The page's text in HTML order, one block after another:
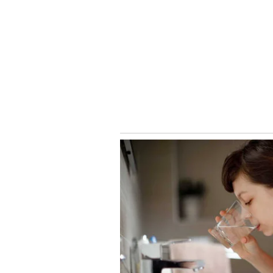
బ్లీచింగ్ పౌడర్ వాడేటప్పుడు
ఇంటి చుట్టూ పరిశుభ్రత కోసం
ట్యాంకుల చుట్టూ లేదా తడి ఎక్కువగా
కావడంతో పిల్లలు, పెంపుడు
మొక్కలపై లేదా కూరగాయల మొక్కల